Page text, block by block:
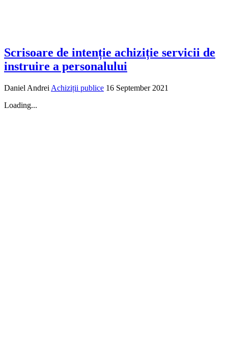
Scrisoare de intenție achiziție servicii de
instruire a personalului
Daniel Andrei Achiziții publice 16 September 2021
Loading...